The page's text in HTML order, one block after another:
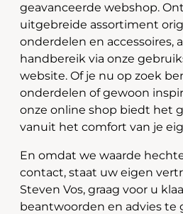
geavanceerde webshop.
uitgebreide assortiment
onderdelen en accessoires,
handbereik via onze
website. Of je nu op zoek
onderdelen of gewoon
onze online shop biedt het
vanuit het comfort van je
En omdat we waarde
contact, staat uw eigen
Steven Vos, graag voor u
beantwoorden en advies te